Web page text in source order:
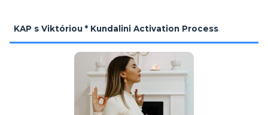
KAP s Viktóriou * Kundalini Activation Process